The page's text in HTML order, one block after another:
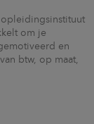
opleidingsinstituut
om je
en
btw, op maat,